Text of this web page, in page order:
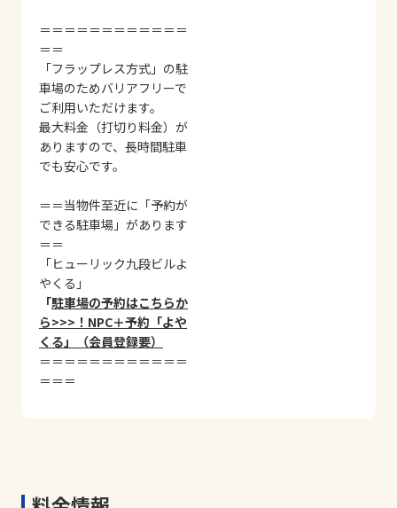
＝＝＝＝＝＝＝＝＝＝＝＝
＝＝
「フラップレス方式」の駐
車場のためバリアフリーで
ご利用いただけます。
最大料金（打切り料金）が
ありますので、長時間駐車
でも安心です。
＝＝当物件至近に「予約が
できる駐車場」があります
＝＝
「ヒューリック九段ビルよ
やくる」
「駐車場の予約はこちらか
ら>>>！NPC＋予約「よや
くる」（会員登録要）
＝＝＝＝＝＝＝＝＝＝＝＝
＝＝＝